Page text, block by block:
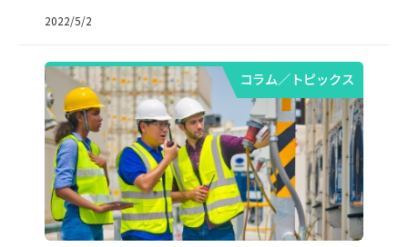
2022/5/2
コラム／トピックス